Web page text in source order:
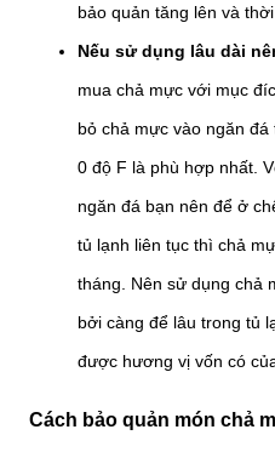
bảo quản tăng lên và
Nếu sử dụng lâu dài
mua chả mực với mục
bỏ chả mực vào ngăn
0 độ F là phù hợp nhất.
ngăn đá bạn nên để ở
tủ lạnh liên tục thì chả
tháng. Nên sử dụng chả
bởi càng để lâu trong tủ
được hương vị vốn có
Cách bảo quản món chả